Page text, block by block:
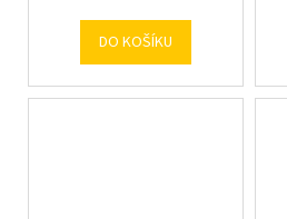
DO KOŠÍKU